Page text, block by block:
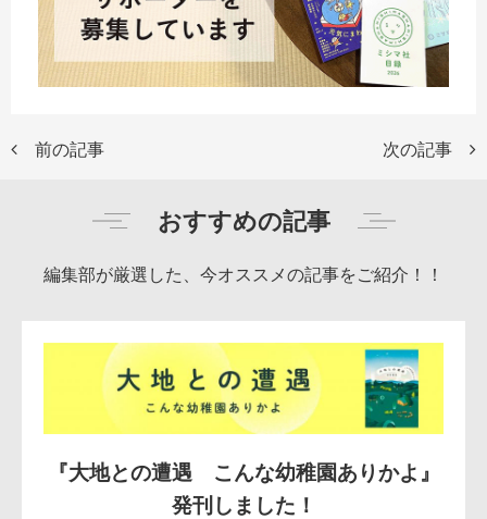
前の記事 次の記事
おすすめの記事
編集部が厳選した、今オススメの記事をご紹介！！
『大地との遭遇 こんな幼稚園ありかよ』
発刊しました！